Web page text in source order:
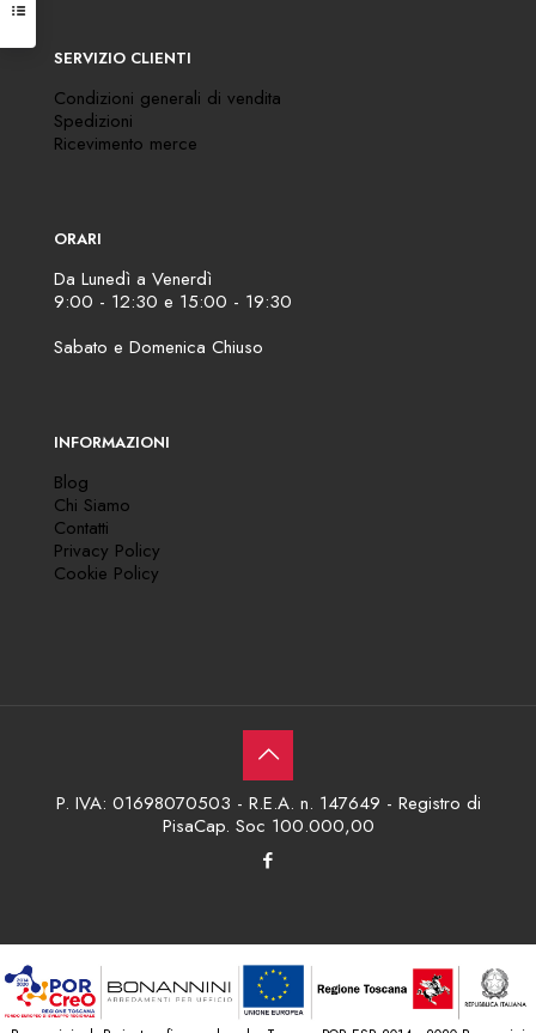
SERVIZIO CLIENTI
Condizioni generali di vendita
Spedizioni
Ricevimento merce
ORARI
Da Lunedì a Venerdì
9:00 - 12:30 e 15:00 - 19:30
Sabato e Domenica Chiuso
INFORMAZIONI
Blog
Chi Siamo
Contatti
Privacy Policy
Cookie Policy
P. IVA: 01698070503 - R.E.A. n. 147649 - Registro di
PisaCap. Soc 100.000,00